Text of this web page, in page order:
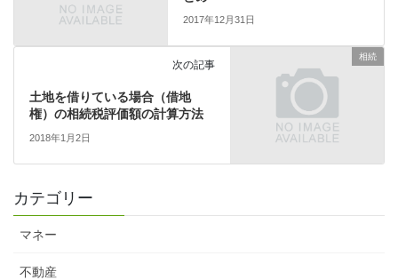
2017年12月31日
相続
次の記事
土地を借りている場合（借地
権）の相続税評価額の計算方法
2018年1月2日
カテゴリー
マネー
不動産